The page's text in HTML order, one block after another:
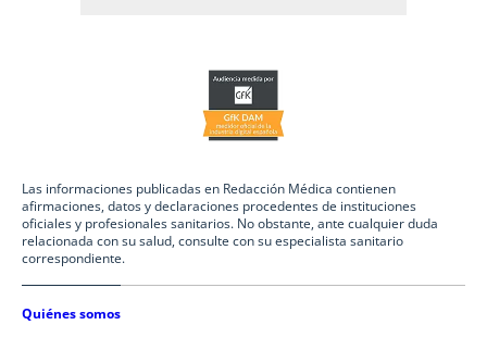
Las informaciones publicadas en Redacción Médica contienen
afirmaciones, datos y declaraciones procedentes de instituciones
oficiales y profesionales sanitarios. No obstante, ante cualquier duda
relacionada con su salud, consulte con su especialista sanitario
correspondiente.
Quiénes somos